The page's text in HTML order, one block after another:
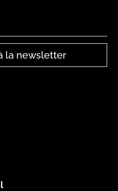
la newsletter